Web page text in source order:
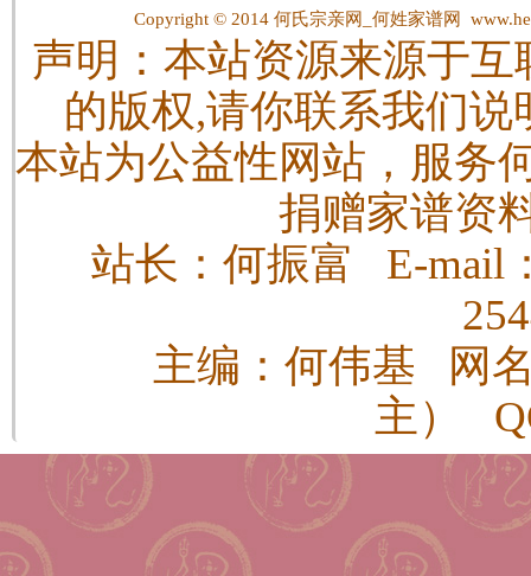
Copyright © 2014 何氏宗亲网_何姓家谱网
声明：本站资源来源于
的版权,请你联系我们
本站为公益性网站，服务
捐赠家谱资
站长：何振富 E-mail
主编：何伟基 网
主）